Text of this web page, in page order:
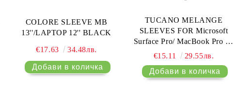
COLORE SLEEVE MB
13''/LAPTOP 12'' BLACK
€17.63 34.48лв.
TUCANO MELANGE
SLEEVES FOR Microsoft
Surface Pro/ MacBook Pro 13
(2016-2020)/ MacBook Air 13
€15.11 29.55лв.